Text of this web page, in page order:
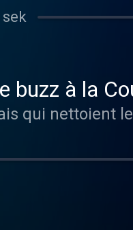
sek
buzz à la
qui nettoient